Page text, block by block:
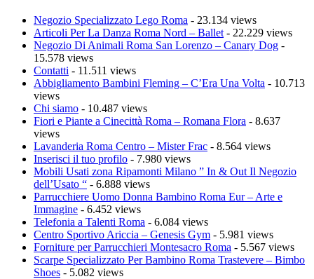
Negozio Specializzato Lego Roma - 23.134 views
Articoli Per La Danza Roma Nord – Ballet - 22.229 views
Negozio Di Animali Roma San Lorenzo – Canary Dog -
15.578 views
Contatti - 11.511 views
Abbigliamento Bambini Fleming – C’Era Una Volta - 10.713
views
Chi siamo - 10.487 views
Fiori e Piante a Cinecittà Roma – Romana Flora - 8.637
views
Lavanderia Roma Centro – Mister Frac - 8.564 views
Inserisci il tuo profilo - 7.980 views
Mobili Usati zona Ripamonti Milano ” In & Out Il Negozio
dell’Usato “ - 6.888 views
Parrucchiere Uomo Donna Bambino Roma Eur – Arte e
Immagine - 6.452 views
Telefonia a Talenti Roma - 6.084 views
Centro Sportivo Ariccia – Genesis Gym - 5.981 views
Forniture per Parrucchieri Montesacro Roma - 5.567 views
Scarpe Specializzato Per Bambino Roma Trastevere – Bimbo
Shoes - 5.082 views